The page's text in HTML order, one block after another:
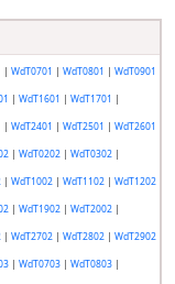
| WdT0701 | WdT0801 | WdT0901
| WdT1601 | WdT1701 |
| WdT2401 | WdT2501 | WdT2601
| WdT0202| WdT0302|
| WdT1002| WdT1102| WdT1202
| WdT1902| WdT2002|
| WdT2702| WdT2802| WdT2902
| WdT0703| WdT0803|